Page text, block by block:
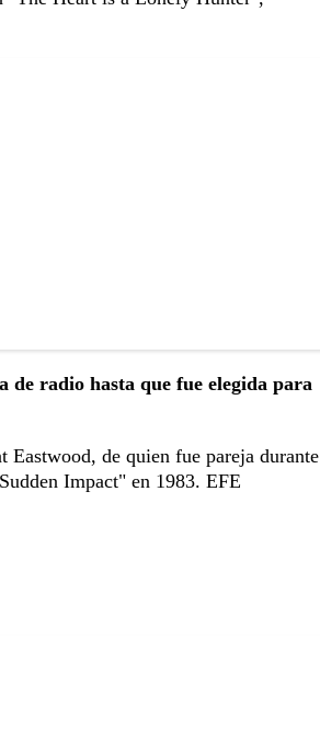
de radio hasta que fue elegida para
de quien fue pareja durante
Impact" en 1983. EFE